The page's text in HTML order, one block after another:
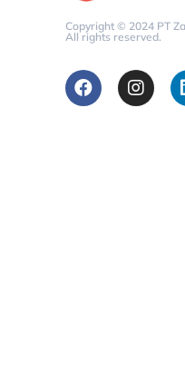
Copyright © 2024 PT
All rights reserved.